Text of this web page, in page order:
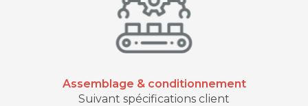
Assemblage & conditionnement
Suivant spécifications client